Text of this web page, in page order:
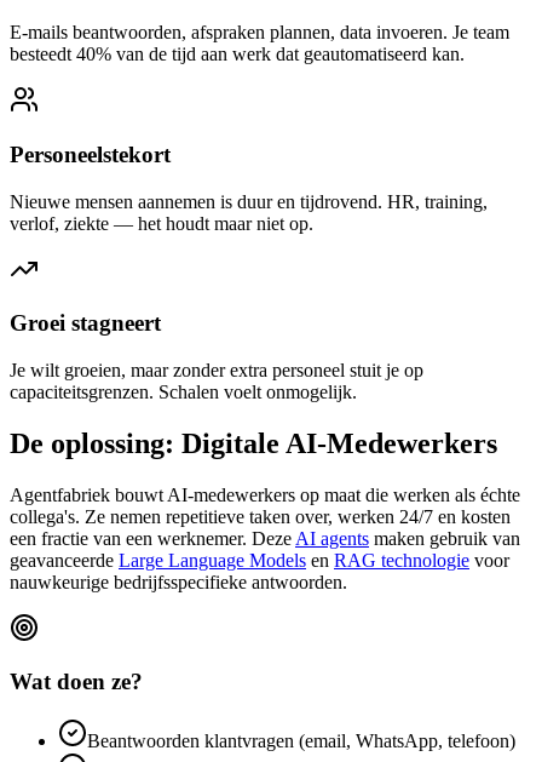
E-mails beantwoorden, afspraken plannen, data invoeren. Je team
besteedt 40% van de tijd aan werk dat geautomatiseerd kan.
Personeelstekort
Nieuwe mensen aannemen is duur en tijdrovend. HR, training,
verlof, ziekte — het houdt maar niet op.
Groei stagneert
Je wilt groeien, maar zonder extra personeel stuit je op
capaciteitsgrenzen. Schalen voelt onmogelijk.
De oplossing: Digitale AI-Medewerkers
Agentfabriek bouwt AI-medewerkers op maat die werken als échte
collega's. Ze nemen repetitieve taken over, werken 24/7 en kosten
een fractie van een werknemer. Deze AI agents maken gebruik van
geavanceerde Large Language Models en RAG technologie voor
nauwkeurige bedrijfsspecifieke antwoorden.
Wat doen ze?
Beantwoorden klantvragen (email, WhatsApp, telefoon)